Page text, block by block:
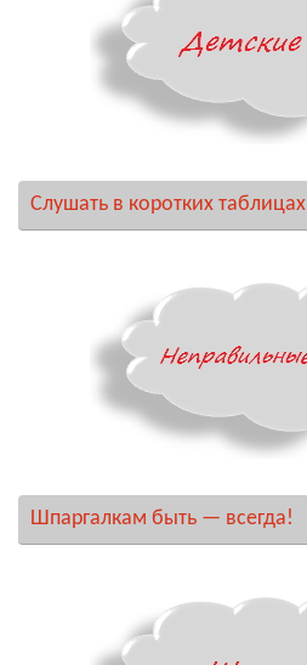
Слушать в коротких таблицах
Шпаргалкам быть — всегда!